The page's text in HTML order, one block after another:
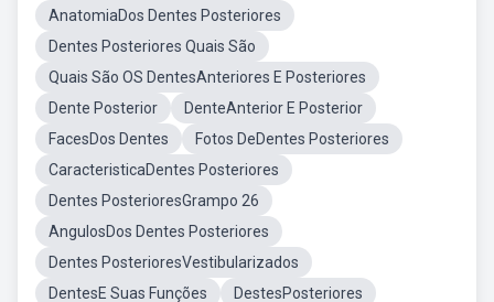
AnatomiaDos Dentes Posteriores
Dentes Posteriores Quais São
Quais São OS DentesAnteriores E Posteriores
Dente Posterior
DenteAnterior E Posterior
FacesDos Dentes
Fotos DeDentes Posteriores
CaracteristicaDentes Posteriores
Dentes PosterioresGrampo 26
AngulosDos Dentes Posteriores
Dentes PosterioresVestibularizados
DentesE Suas Funções
DestesPosteriores